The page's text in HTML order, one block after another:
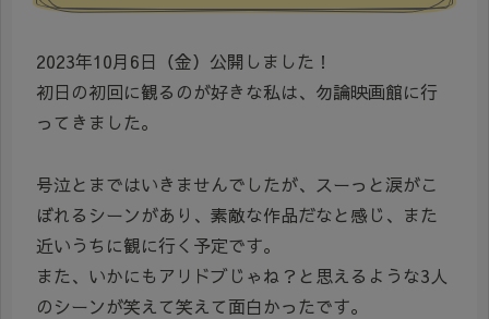
2023年10月6日（金）公開しました！
初日の初回に観るのが好きな私は、勿論映画館に行
ってきました。
号泣とまではいきませんでしたが、スーっと涙がこ
ぼれるシーンがあり、素敵な作品だなと感じ、また
近いうちに観に行く予定です。
また、いかにもアリドブじゃね？と思えるような3人
のシーンが笑えて笑えて面白かったです。